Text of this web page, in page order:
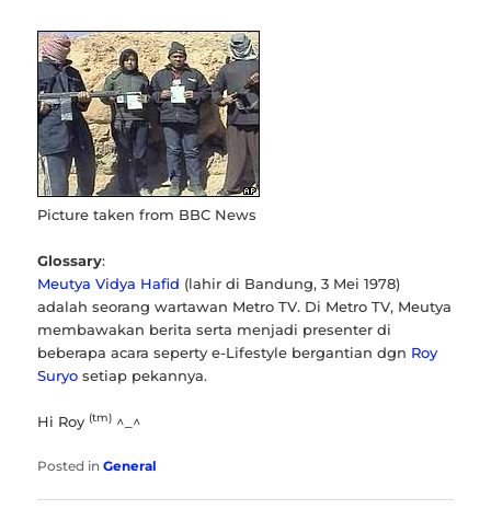
Picture taken from BBC News
Glossary:
Meutya Vidya Hafid (lahir di Bandung, 3 Mei 1978)
adalah seorang wartawan Metro TV. Di Metro TV, Meutya
membawakan berita serta menjadi presenter di
beberapa acara seperty e-Lifestyle bergantian dgn Roy
Suryo setiap pekannya.
Hi Roy (tm) ^_^
Posted in General